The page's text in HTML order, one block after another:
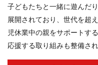
子どもたちと一緒に遊んだ
展開されており、世代を超
児休業中の親をサポートす
応援する取り組みも整備され